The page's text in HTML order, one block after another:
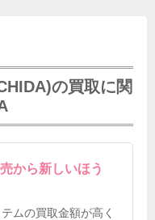
の買取に関
から新しいほう
ムの買取金額が高く